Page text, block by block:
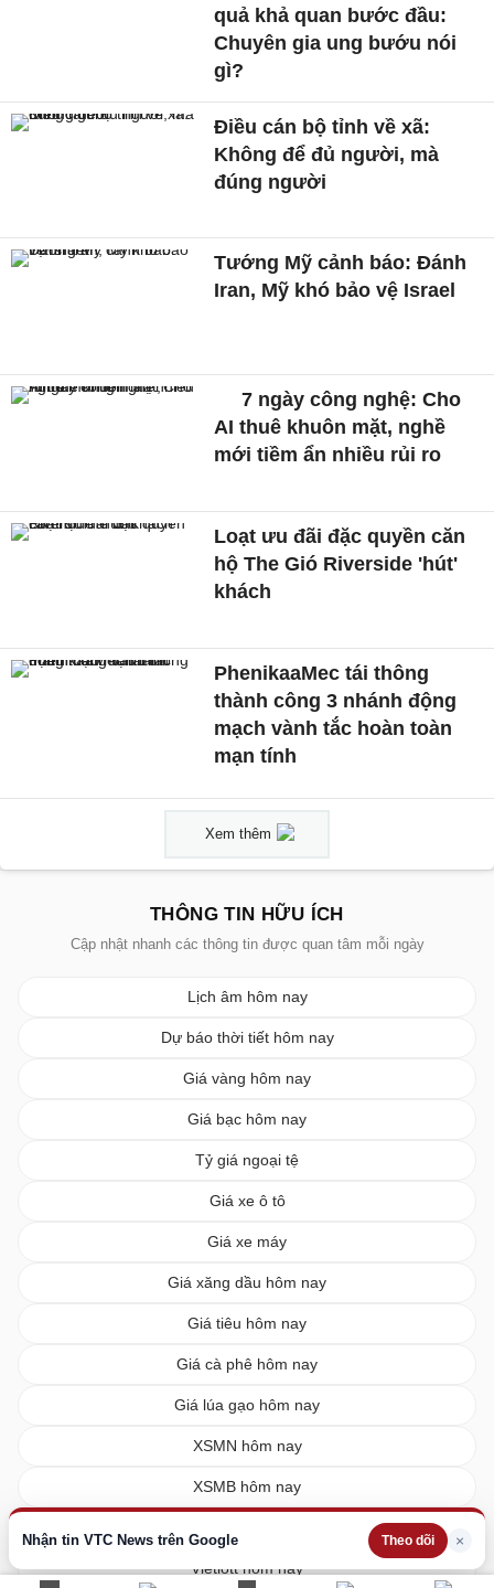
Nhận tin VTC News trên Google Theo dõi ×
quả khả quan bước đầu:
Chuyên gia ung bướu nói
gì?
Điều cán bộ tỉnh về xã:
Không để đủ người, mà
đúng người
Tướng Mỹ cảnh báo: Đánh
Iran, Mỹ khó bảo vệ Israel
7 ngày công nghệ: Cho
AI thuê khuôn mặt, nghề
mới tiềm ẩn nhiều rủi ro
Loạt ưu đãi đặc quyền căn
hộ The Gió Riverside 'hút'
khách
PhenikaaMec tái thông
thành công 3 nhánh động
mạch vành tắc hoàn toàn
mạn tính
Xem thêm
THÔNG TIN HỮU ÍCH
Cập nhật nhanh các thông tin được quan tâm mỗi ngày
Lịch âm hôm nay
Dự báo thời tiết hôm nay
Giá vàng hôm nay
Giá bạc hôm nay
Tỷ giá ngoại tệ
Giá xe ô tô
Giá xe máy
Giá xăng dầu hôm nay
Giá tiêu hôm nay
Giá cà phê hôm nay
Giá lúa gạo hôm nay
XSMN hôm nay
XSMB hôm nay
Vietlott hôm nay